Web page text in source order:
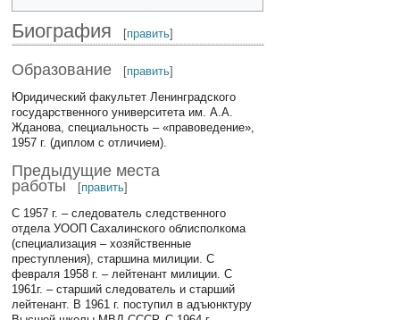
Биография [править]
Образование [править]
Юридический факультет Ленинградского
государственного университета им. А.А.
Жданова, специальность – «правоведение»,
1957 г. (диплом с отличием).
Предыдущие места
работы
[править]
С 1957 г. – следователь следственного
отдела УООП Сахалинского облисполкома
(специализация – хозяйственные
преступления), старшина милиции. С
февраля 1958 г. – лейтенант милиции. С
1961г. – старший следователь и старший
лейтенант. В 1961 г. поступил в адъюнктуру